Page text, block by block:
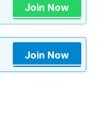
Join Now
Join Now